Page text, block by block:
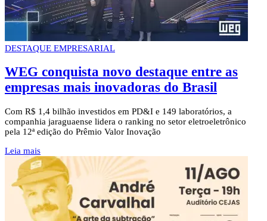
DESTAQUE EMPRESARIAL
WEG conquista novo destaque entre as
empresas mais inovadoras do Brasil
Com R$ 1,4 bilhão investidos em PD&I e 149 laboratórios, a
companhia jaraguaense lidera o ranking no setor eletroeletrônico
pela 12ª edição do Prêmio Valor Inovação
Leia mais